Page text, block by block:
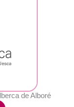
de Alboré